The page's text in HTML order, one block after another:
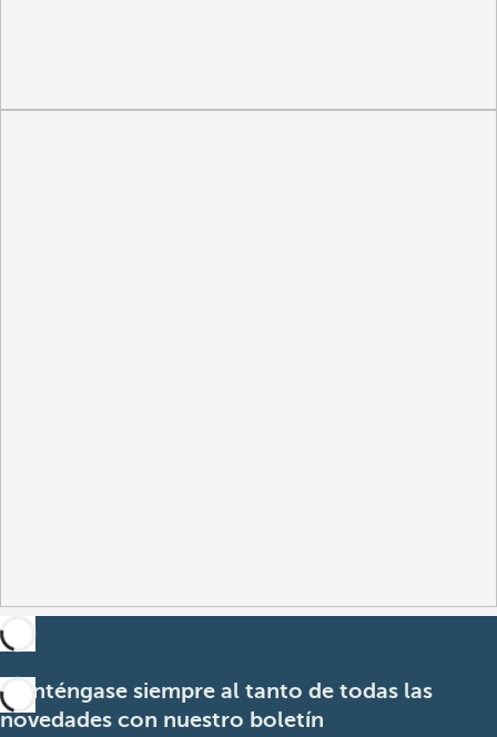
Manténgase siempre al tanto de todas las
novedades con nuestro boletín